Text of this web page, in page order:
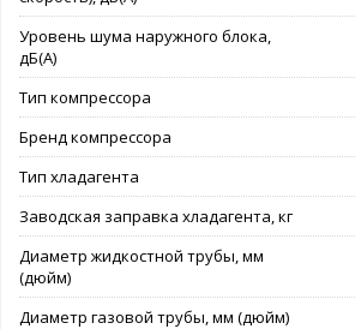
Уровень шума наружного блока,
дБ(А)
Тип компрессора
Бренд компрессора
Тип хладагента
Заводская заправка хладагента, кг
Диаметр жидкостной трубы, мм
(дюйм)
Диаметр газовой трубы, мм (дюйм)